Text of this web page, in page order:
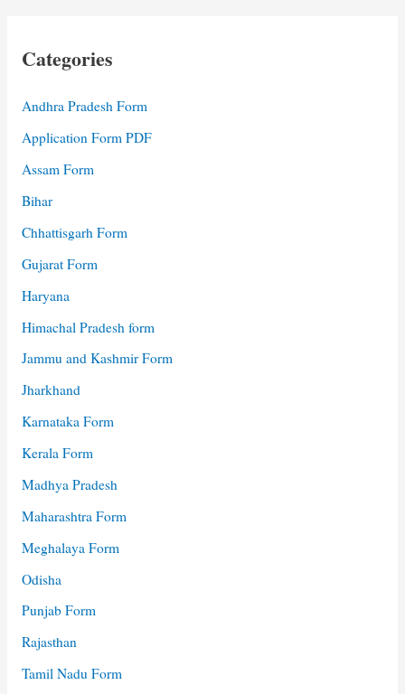
Categories
Andhra Pradesh Form
Application Form PDF
Assam Form
Bihar
Chhattisgarh Form
Gujarat Form
Haryana
Himachal Pradesh form
Jammu and Kashmir Form
Jharkhand
Karnataka Form
Kerala Form
Madhya Pradesh
Maharashtra Form
Meghalaya Form
Odisha
Punjab Form
Rajasthan
Tamil Nadu Form